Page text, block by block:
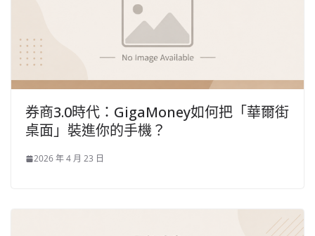
券商3.0時代：GigaMoney如何把「華爾街
桌面」裝進你的手機？
2026 年 4 月 23 日